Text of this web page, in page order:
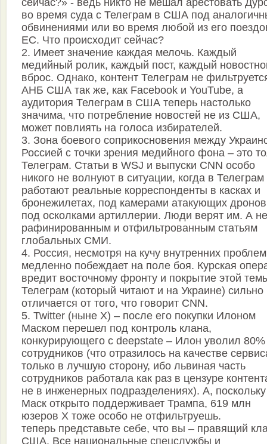
во время суда с Телеграм в США под
обвинениями или во время любой из его
ЕС. Что происходит сейчас?
2. Имеет значение каждая мелочь. Каждый
медийный ролик, каждый пост, каждый
вброс. Однако, контент Телеграм не
АНБ США так же, как Facebook и YouTube, а
аудитория Телеграм в США теперь настолько
значима, что потребление новостей не из США,
может повлиять на голоса избирателей.
3. Зона боевого соприкосновения между
Россией с точки зрения медийного фона – это
Телеграм. Статьи в WSJ и выпуски CNN особо
никого не волнуют в ситуации, когда в Телеграм
работают реальные корреспонденты в касках и
бронежилетах, под камерами атакующих
под осколками артиллерии. Люди верят им. А не
рафинированным и отфильтрованным статьям
глобальных СМИ.
4. Россия, несмотря на кучу внутренних
медленно побеждает на поле боя. Курская
вредит восточному фронту и покрытие этой
Телеграм (который читают и на Украине) сильно
отличается от того, что говорит CNN.
5. Twitter (ныне X) – после его покупки Илоном
Маском перешел под контроль клана,
конкурирующего с deepstate – Илон уволил 80%
сотрудников (что отразилось на качестве
только в лучшую сторону, ибо львиная часть
сотрудников работала как раз в цензуре
не в инженерных подразделениях). А, поскольку
Маск открыто поддерживает Трампа, 619 млн
юзеров Х тоже особо не отфильтруешь.
теперь представьте себе, что вы – правящий
США. Все национальные спецслужбы и